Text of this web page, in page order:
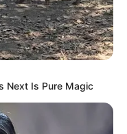
Next Is Pure Magic